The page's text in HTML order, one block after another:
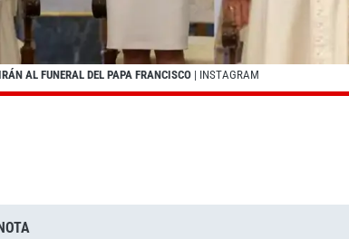
AL FUNERAL DEL PAPA FRANCISCO | INSTAGRAM